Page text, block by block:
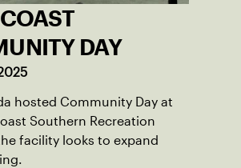
DAY
hosted Community Day at
Southern Recreation
facility looks to expand